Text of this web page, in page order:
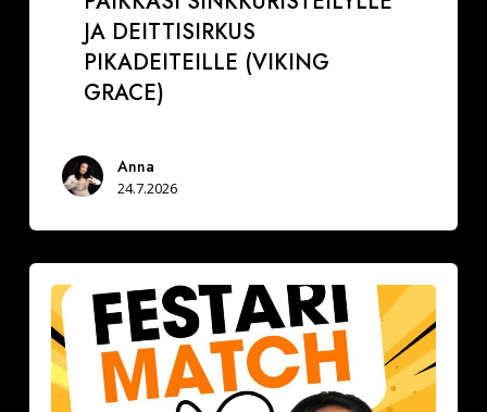
JA DEITTISIRKUS
PIKADEITEILLE (VIKING
GRACE)
Anna
24.7.2026
Festarimatch
Deittisirkus
18.7.2026,